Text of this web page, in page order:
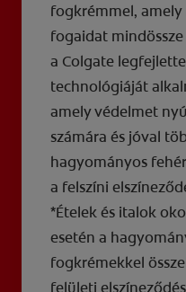
fogkrémmel,
fogaidat
a Colgate
technológiáját
amely védelmet
számára és jóval
hagyományos
a felszíni
*Ételek és italok
esetén a
fogkrémekkel
felületi